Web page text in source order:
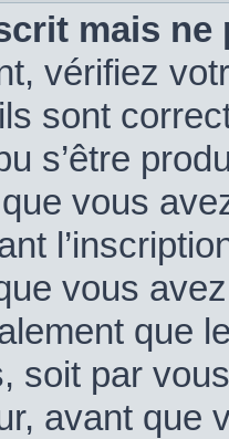
mais ne
vérifiez
sont
s’être
vous
vous
que
soit par
avant que